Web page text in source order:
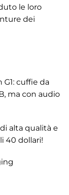
le loro
dei
cuffie da
ma con audio
alta qualità e
40 dollari!